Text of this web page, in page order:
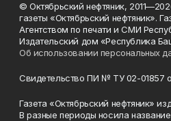
© Октябрьский нефтяник,
газеты «Октябрьский нефтяник».
Агентством по печати и СМИ
Издательский дом «Республика
Об использовании персональных
Свидетельство ПИ № ТУ 02-01857
Газета «Октябрьский нефтяник»
В разные периоды носила